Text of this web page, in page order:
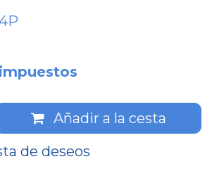
Añadir a la cesta
de deseos